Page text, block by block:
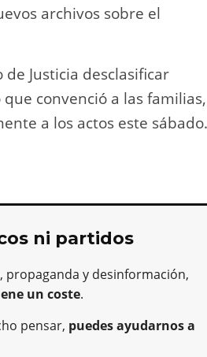
archivos sobre el
Justicia desclasificar
convenció a las familias,
a los actos este sábado.
ni partidos
propaganda y desinformación,
un coste.
pensar, puedes ayudarnos a